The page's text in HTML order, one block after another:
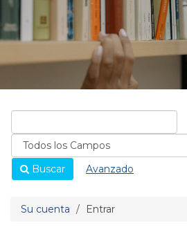
Buscar Avanzado
Su cuenta Entrar